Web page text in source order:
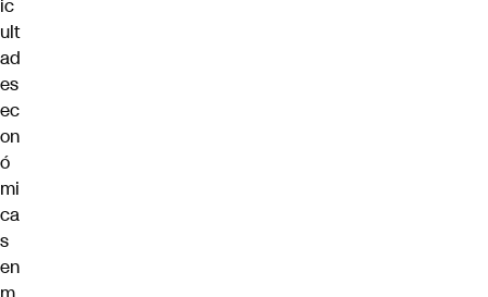
ic
ult
ad
es
ec
on
ó
mi
ca
s
en